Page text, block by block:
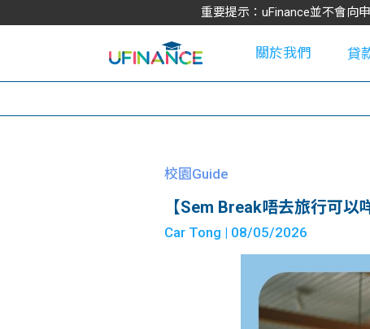
重要提示：uFinance並不會向
關於我們
貸
學
大
機
網
校園Guide
【Sem Break唔去旅行可
Car Tong | 08/05/2026